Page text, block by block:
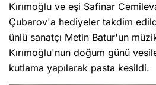
Kırımoğlu ve eşi Safinar
Çubarov'a hediyeler takdim
ünlü sanatçı Metin Batur'un
Kırımoğlu'nun doğum günü
kutlama yapılarak pasta kesildi.